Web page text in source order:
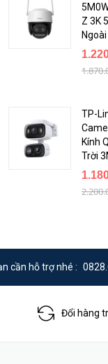
Z 3K
TP-
Kính
Trời
cần hỗ trợ nhé :
Đổi hàng